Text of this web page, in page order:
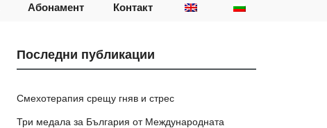
Абонамент Контакт
Последни публикации
Смехотерапия срещу гняв и стрес
Три медала за България от Международната